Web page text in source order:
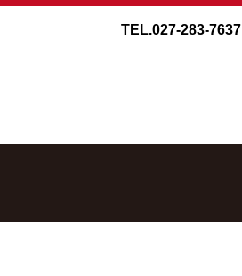
TEL.027-283-7637